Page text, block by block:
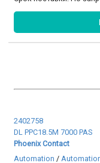
2402758
DL PPC18.5M 7000 PAS
Phoenix Contact
Automation /